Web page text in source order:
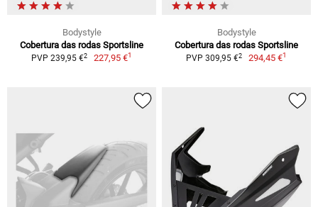
Bodystyle
Cobertura das rodas Sportsline
PVP 239,95 €2 227,95 €1
Bodystyle
Cobertura das rodas Sportsline
PVP 309,95 €2 294,45 €1